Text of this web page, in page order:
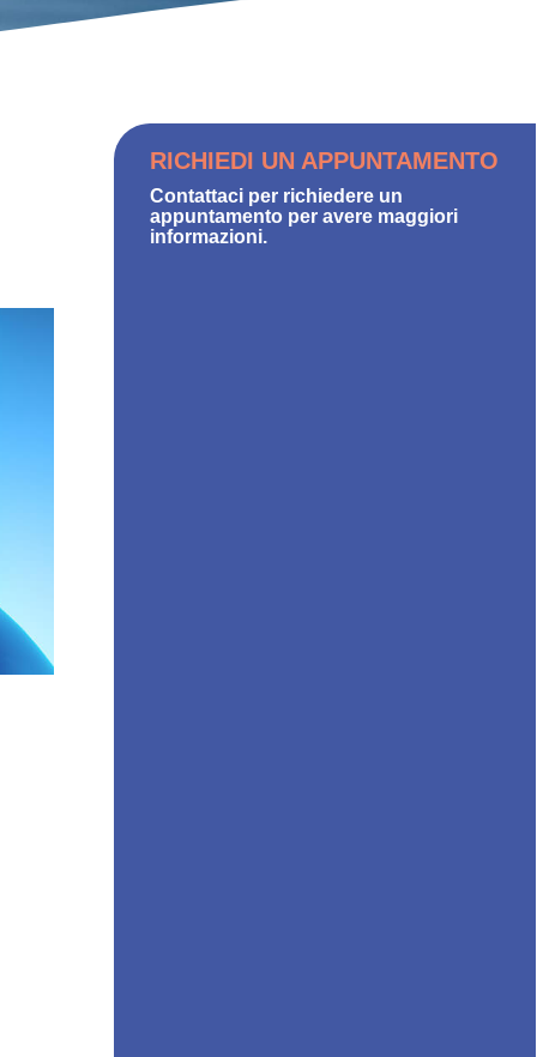
RICHIEDI UN APPUNTAMENTO
Contattaci per richiedere un
appuntamento per avere maggiori
informazioni.